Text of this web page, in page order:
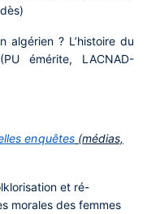
algérien ? L’histoire du
émérite, LACNAD-
enquêtes (médias,
et ré-
morales des femmes